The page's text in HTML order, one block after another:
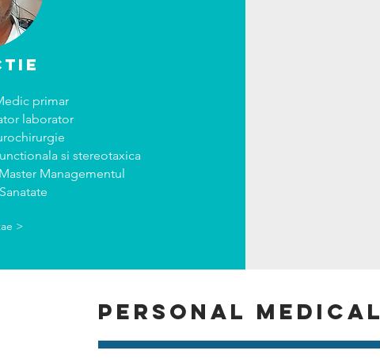
primar
laborator
si stereotaxica
Managementul
>
personal medical